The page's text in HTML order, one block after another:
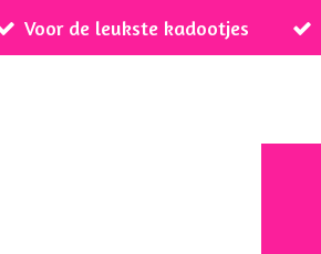
Voor de leukste kadootjes